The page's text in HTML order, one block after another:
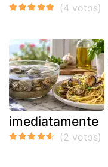
imediatamente